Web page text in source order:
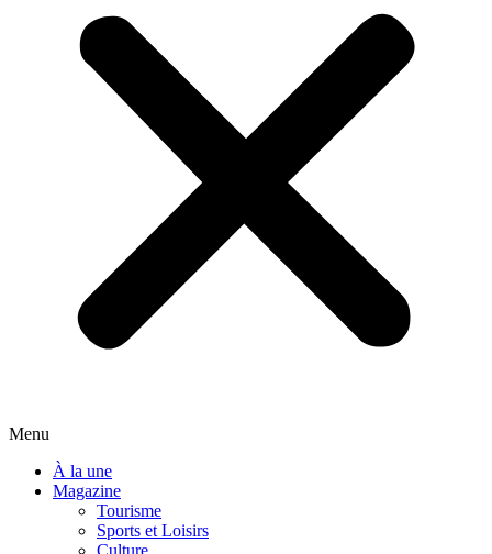
Menu
À la une
Magazine
Tourisme
Sports et Loisirs
Culture